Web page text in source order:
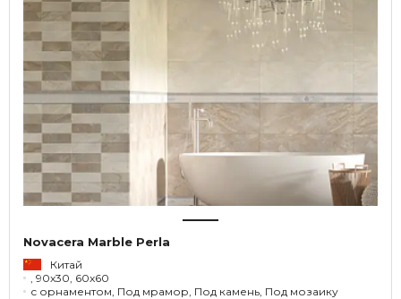
Novacera Marble Perla
Китай
, 90x30, 60x60
с орнаментом, Под мрамор, Под камень, Под мозаику